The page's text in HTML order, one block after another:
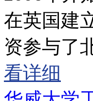
在英国建
资参与了
看详细